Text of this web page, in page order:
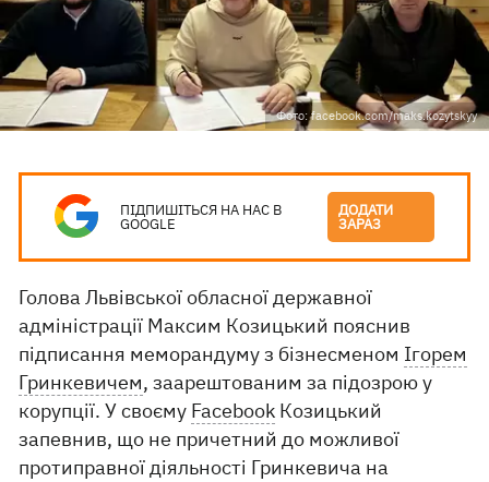
Фото: facebook.com/maks.kozytskyy
ПІДПИШІТЬСЯ НА НАС В
GOOGLE
ДОДАТИ
ЗАРАЗ
Голова Львівської обласної державної
адміністрації Максим Козицький пояснив
підписання меморандуму з бізнесменом Ігорем
Гринкевичем, заарештованим за підозрою у
корупції. У своєму Facebook Козицький
запевнив, що не причетний до можливої
протиправної діяльності Гринкевича на